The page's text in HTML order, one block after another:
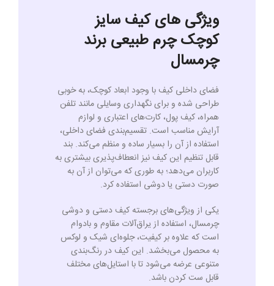
ویژگی های کیف سایز
کوچک چرم طبیعی برند
چرمسال
فضای داخلی کیف با وجود ابعاد کوچک، به خوبی
طراحی شده و برای نگهداری وسایلی مانند تلفن
همراه، کیف پول، کارت‌های اعتباری و لوازم
آرایش مناسب است. تقسیم‌بندی فضای داخلی،
استفاده از آن را بسیار ساده و منظم می‌کند. بند
قابل تنظیم این کیف نیز انعطاف‌پذیری بیشتری به
کاربران می‌دهد؛ به طوری که می‌توان از آن به
صورت دستی یا دوشی استفاده کرد.
یکی از ویژگی‌های برجسته کیف دستی و دوشی
چرمسال، استفاده از یراق‌آلات مقاوم و بادوام
است که علاوه بر کیفیت، جلوه‌ای شیک و لوکس
به محصول می‌بخشد. این کیف در رنگ‌بندی
متنوعی عرضه می‌شود تا با استایل‌های مختلف
قابل ست کردن باشد.